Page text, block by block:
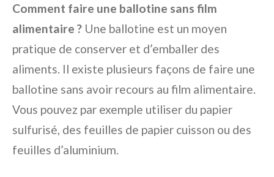
Comment faire une ballotine sans film
alimentaire ? Une ballotine est un moyen
pratique de conserver et d’emballer des
aliments. Il existe plusieurs façons de faire une
ballotine sans avoir recours au film alimentaire.
Vous pouvez par exemple utiliser du papier
sulfurisé, des feuilles de papier cuisson ou des
feuilles d’aluminium.